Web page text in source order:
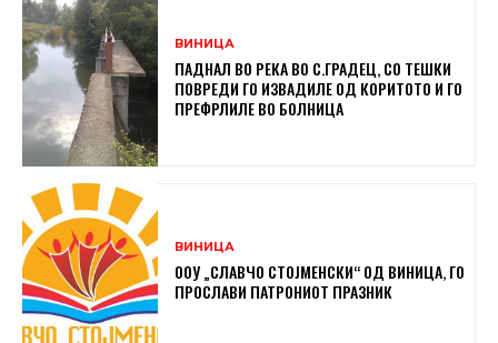
ВИНИЦА
ПАДНАЛ ВО РЕКА ВО С.ГРАДЕЦ, СО ТЕШКИ
ПОВРЕДИ ГО ИЗВАДИЛЕ ОД КОРИТОТО И ГО
ПРЕФРЛИЛЕ ВО БОЛНИЦА
ВИНИЦА
ООУ „СЛАВЧО СТОЈМЕНСКИ“ ОД ВИНИЦА, ГО
ПРОСЛАВИ ПАТРОНИОТ ПРАЗНИК